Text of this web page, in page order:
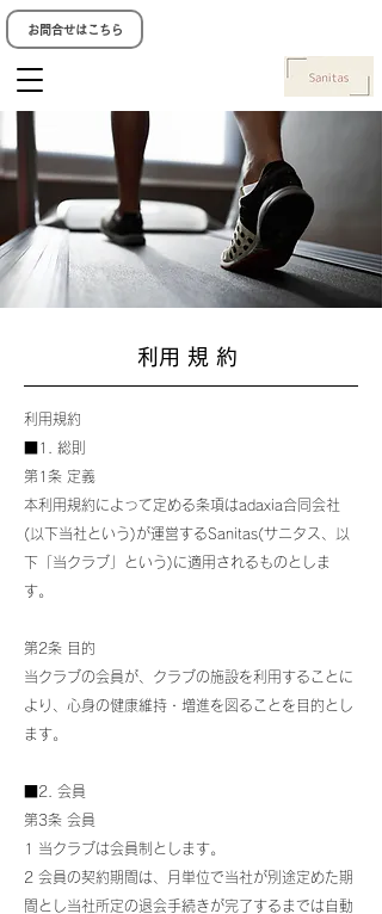
お問合せはこちら
​利用規約
利用規約
■1. 総則
第1条 定義
本利用規約によって定める条項はadaxia合同会社
(以下当社という)が運営するSanitas(サニタス、以
下「当クラブ」という)に適用されるものとしま
す。
第2条 目的
当クラブの会員が、クラブの施設を利用することに
より、心身の健康維持・増進を図ることを目的とし
ます。
■2. 会員
第3条 会員
1 当クラブは会員制とします。
2 会員の契約期間は、月単位で当社が別途定めた期
間とし当社所定の退会手続きが完了するまでは自動